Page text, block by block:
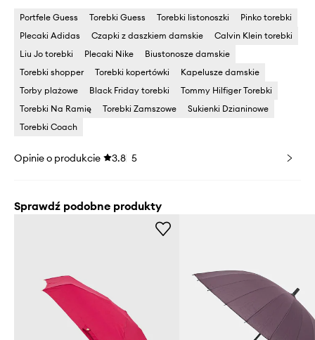
Portfele Guess Torebki Guess Torebki listonoszki
Pinko torebki
Plecaki Adidas
Czapki z daszkiem damskie
Calvin Klein torebki
Liu Jo torebki
Plecaki Nike
Biustonosze damskie
Torebki shopper
Torebki kopertówki
Kapelusze damskie
Torby plażowe
Black Friday torebki
Tommy Hilfiger Torebki
Torebki Na Ramię
Torebki Zamszowe
Sukienki Dzianinowe
Torebki Coach
Opinie o produkcie 3.8 5
Sprawdź podobne produkty